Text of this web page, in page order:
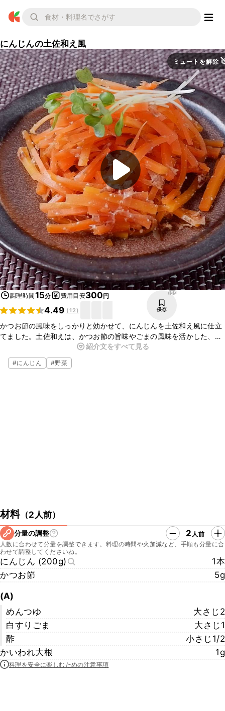
にんじんの土佐和え風
ミュートを解除
調理時間15分 費用目安300円
4.49 (12)
159
保存
かつお節の風味をしっかりと効かせて、にんじんを土佐和え風に仕立
てました。土佐和えは、かつお節の旨味やごまの風味を活かした、素
朴でありながら味わい深い料理です。にんじんの甘みとよく合います
ので、ぜひお試しくださいね。
紹介文をすべて見る
#にんじん #野菜
材料（2人前）
分量の調整 2 人前
人数に合わせて分量を調整できます。料理の時間や火加減など、手順も分量に合
わせて調整してくださいね。
にんじん (200g)
1本
かつお節
5g
(A)
めんつゆ
大さじ2
白すりごま
大さじ1
酢
小さじ1/2
かいわれ大根
1g
料理を安全に楽しむための注意事項